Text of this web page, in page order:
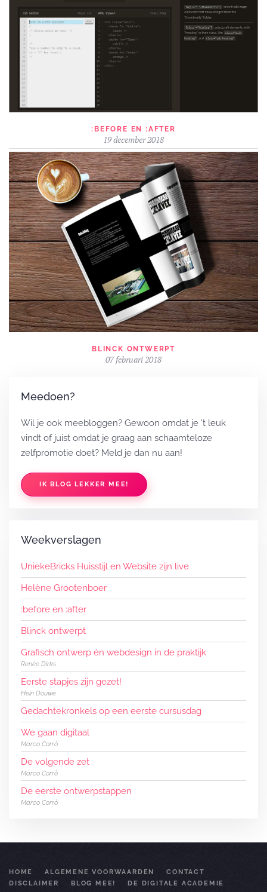
:BEFORE EN :AFTER
19 december 2018
BLINCK ONTWERPT
07 februari 2018
Meedoen?
Wil je ook meebloggen? Gewoon omdat je 't leuk
vindt of juist omdat je graag aan schaamteloze
zelfpromotie doet? Meld je dan nu aan!
IK BLOG LEKKER MEE!
Weekverslagen
UniekeBricks Huisstijl en Website zijn live
Helène Grootenboer
:before en :after
Blinck ontwerpt
Grafisch ontwerp én webdesign in de praktijk
Renée Dirks
Eerste stapjes zijn gezet!
Hein Douwe
Gedachtekronkels op een eerste cursusdag
We gaan digitaal
Marco Corrò
De volgende zet
Marco Corrò
De eerste ontwerpstappen
Marco Corrò
HOME ALGEMENE VOORWAARDEN
CONTACT
DISCLAIMER
BLOG MEE!
DE DIGITALE ACADEMIE